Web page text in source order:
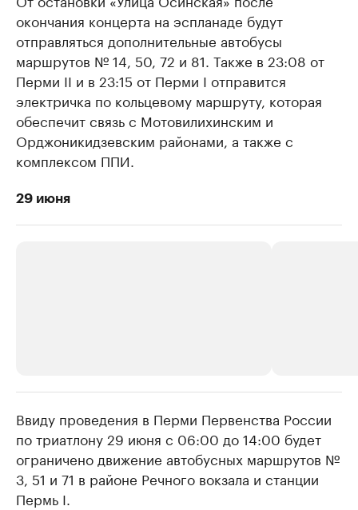
окончания концерта на эспланаде будут
отправляться дополнительные автобусы
маршрутов № 14, 50, 72 и 81. Также в 23:08 от
Перми II и в 23:15 от Перми I отправится
электричка по кольцевому маршруту, которая
обеспечит связь с Мотовилихинским и
Орджоникидзевским районами, а также с
комплексом ППИ.
29 июня
Крупнейшие производители и
продавцы медийной продукции
Ознакомьтесь с информацией в каталоге
Страховые
Посмотрите в
Ввиду проведения в Перми Первенства России
по триатлону 29 июня с 06:00 до 14:00 будет
ограничено движение автобусных маршрутов №
3, 51 и 71 в районе Речного вокзала и станции
Пермь I.